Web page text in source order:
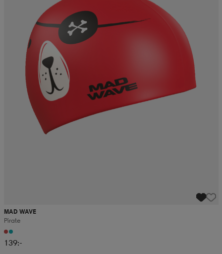
MAD WAVE
Pirate
139:-